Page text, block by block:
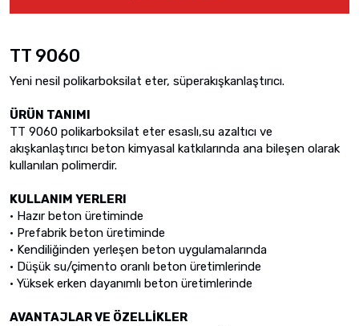
TT 9060
Yeni nesil polikarboksilat eter, süperakışkanlaştırıcı.
ÜRÜN TANIMI
TT 9060 polikarboksilat eter esaslı,su azaltıcı ve
akışkanlaştırıcı beton kimyasal katkılarında ana bileşen olarak
kullanılan polimerdir.
KULLANIM YERLERI
• Hazır beton üretiminde
• Prefabrik beton üretiminde
• Kendiliğinden yerleşen beton uygulamalarında
• Düşük su/çimento oranlı beton üretimlerinde
• Yüksek erken dayanımlı beton üretimlerinde
AVANTAJLAR VE ÖZELLİKLER